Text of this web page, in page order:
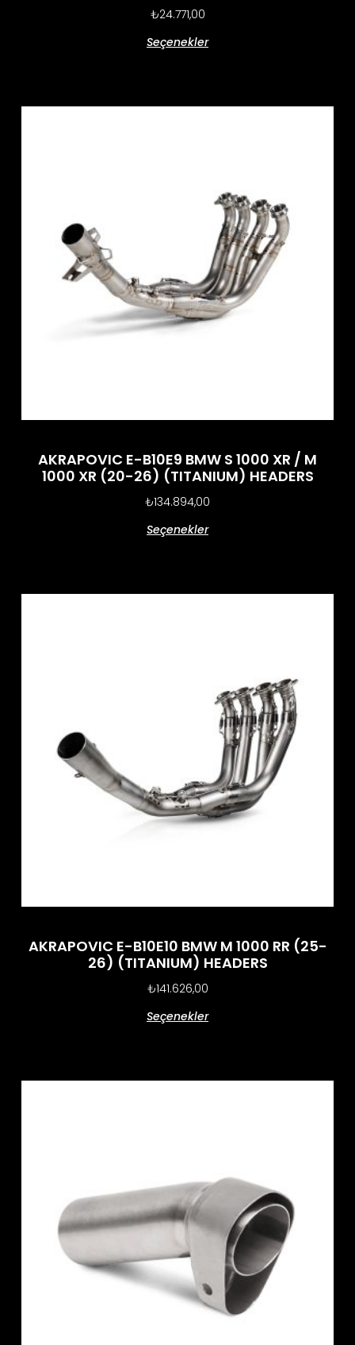
₺24.771,00
Seçenekler
AKRAPOVIC E-B10E9 BMW S 1000 XR / M
1000 XR (20-26) (TITANIUM) HEADERS
₺134.894,00
Seçenekler
AKRAPOVIC E-B10E10 BMW M 1000 RR (25-
26) (TITANIUM) HEADERS
₺141.626,00
Seçenekler